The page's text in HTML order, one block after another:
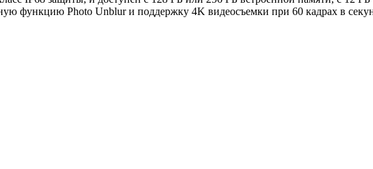
функцию Photo Unblur и поддержку 4K видеосъемки при 60 кадрах в